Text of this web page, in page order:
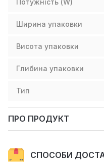
Ширина упаковки
Висота упаковки
Глибина упаковки
Тип
ПРО ПРОДУКТ
СПОСОБИ